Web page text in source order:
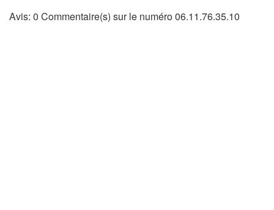
Avis: 0 Commentaire(s) sur le numéro 06.11.76.35.10